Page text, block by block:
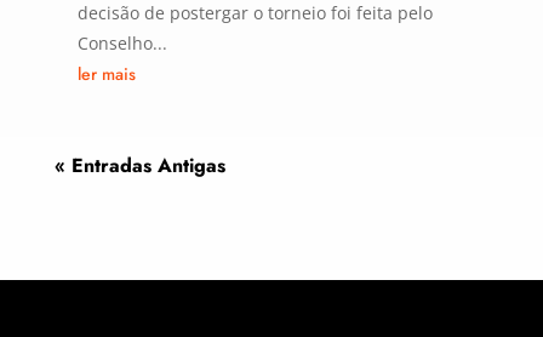
decisão de postergar o torneio foi feita pelo
Conselho...
ler mais
« Entradas Antigas